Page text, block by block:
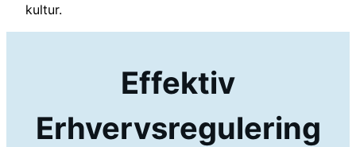
kultur.
Effektiv
Erhvervsregulering